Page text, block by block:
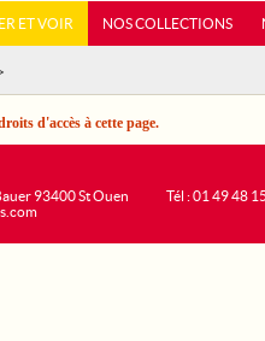
ET VOIR NOS COLLECTIONS
d'accès à cette page.
93400 St Ouen
Tél : 01 49 48